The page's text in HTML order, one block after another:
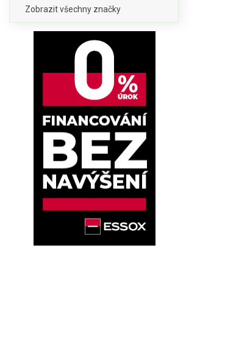
Zobrazit všechny značky